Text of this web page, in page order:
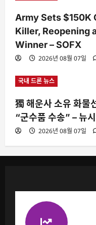
Army Sets $150K
Killer, Reopening
Winner – SOFX
2026년 08월 07일
국내 드론 뉴스
獨 해운사 소유 화물
“군수품 수송” – 뉴
2026년 08월 07일